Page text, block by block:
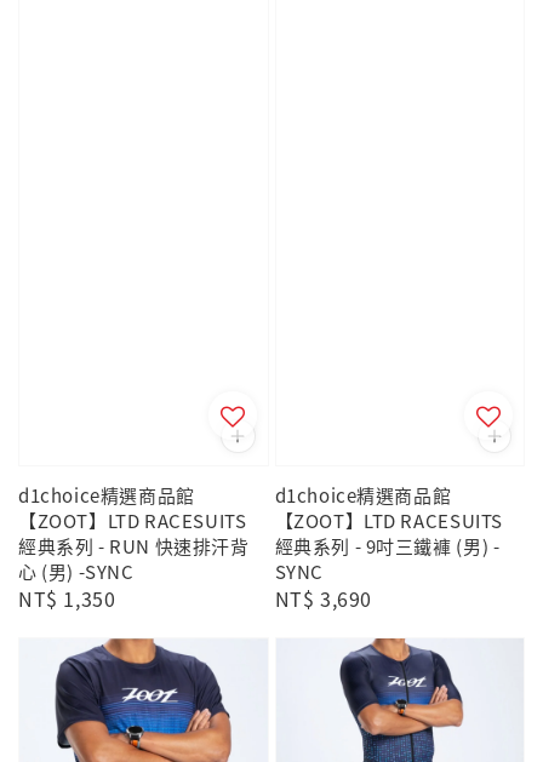
d1choice精選商品館
【ZOOT】LTD RACESUITS
經典系列 - RUN 快速排汗背
心 (男) -SYNC
Regular
NT$ 1,350
d1choice精選商品館
【ZOOT】LTD RACESUITS
經典系列 - 9吋三鐵褲 (男) -
SYNC
Regular
NT$ 3,690